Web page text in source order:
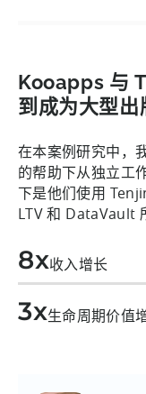
Kooapps 与
到成为大型出
在本案例研究中，
的帮助下从独立工
下是他们使用
LTV 和 DataVault
8x收入增长
3x生命周期价值